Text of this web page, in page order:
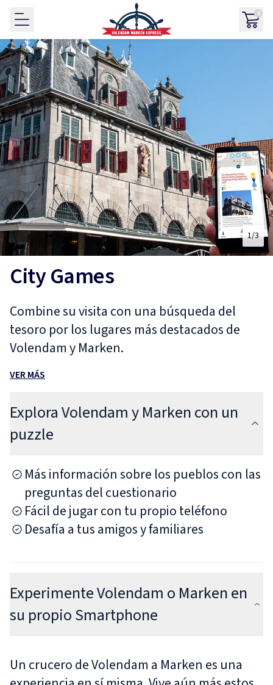
0
1/3
City Games
Combine su visita con una búsqueda del
tesoro por los lugares más destacados de
Volendam y Marken.
VER MÁS
Explora Volendam y Marken con un
puzzle
Más información sobre los pueblos con las
preguntas del cuestionario
Fácil de jugar con tu propio teléfono
Desafía a tus amigos y familiares
Experimente Volendam o Marken en
su propio Smartphone
Un crucero de Volendam a Marken es una